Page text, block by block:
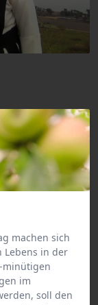
machen sich
Lebens in der
minütigen
im
soll den